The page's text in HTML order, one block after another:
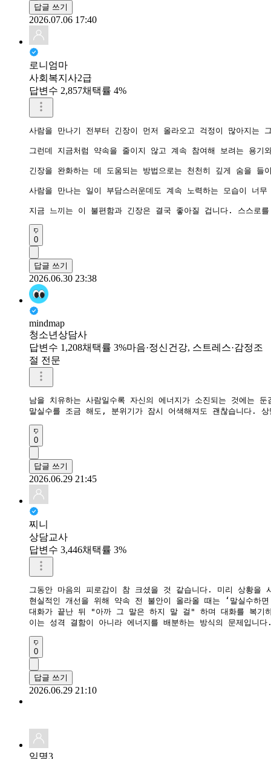
답글 쓰기
2026.07.06 17:40
로니엄마
사회복지사2급
답변수 2,857채택률 4%
사람을 만나기 전부터 긴장이 먼저 올라오고 걱정이 많아지
그런데 지금처럼 약속을 줄이지 않고 계속 참여해 보려는 용
긴장을 완화하는 데 도움되는 방법으로는 천천히 깊게 숨을
사람을 만나는 일이 부담스러운데도 계속 노력하는 모습이
지금 느끼는 이 불편함과 긴장은 결국 좋아질 겁니다. 스스로
0
답글 쓰기
2026.06.30 23:38
mindmap
청소년상담사
답변수 1,208채택률 3%마음·정신건강, 스트레스·감정조
절 전문
남을 치유하는 사람일수록 자신의 에너지가 소진되는 것에는
말실수를 조금 해도, 분위기가 잠시 어색해져도 괜찮습니다.
0
답글 쓰기
2026.06.29 21:45
찌니
상담교사
답변수 3,446채택률 3%
그동안 마음의 피로감이 참 크셨을 것 같습니다. 미리 상황을
현실적인 개선을 위해 약속 전 불안이 올라올 때는 ‘말실수
대화가 끝난 뒤 "아까 그 말은 하지 말 걸" 하며 대화를 복기
이는 성격 결함이 아니라 에너지를 배분하는 방식의 문제입
0
답글 쓰기
2026.06.29 21:10
익명3